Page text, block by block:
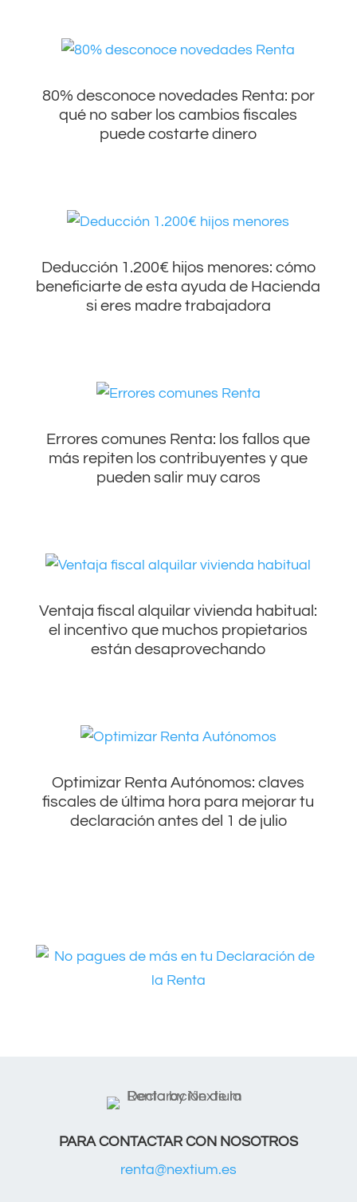
80% desconoce novedades Renta: por
qué no saber los cambios fiscales
puede costarte dinero
Deducción 1.200€ hijos menores: cómo
beneficiarte de esta ayuda de Hacienda
si eres madre trabajadora
Errores comunes Renta: los fallos que
más repiten los contribuyentes y que
pueden salir muy caros
Ventaja fiscal alquilar vivienda habitual:
el incentivo que muchos propietarios
están desaprovechando
Optimizar Renta Autónomos: claves
fiscales de última hora para mejorar tu
declaración antes del 1 de julio
PARA CONTACTAR CON NOSOTROS
renta@nextium.es